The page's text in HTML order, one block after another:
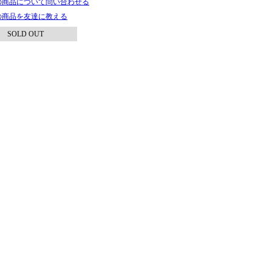
商品について問い合わせる
商品を友達に教える
SOLD OUT